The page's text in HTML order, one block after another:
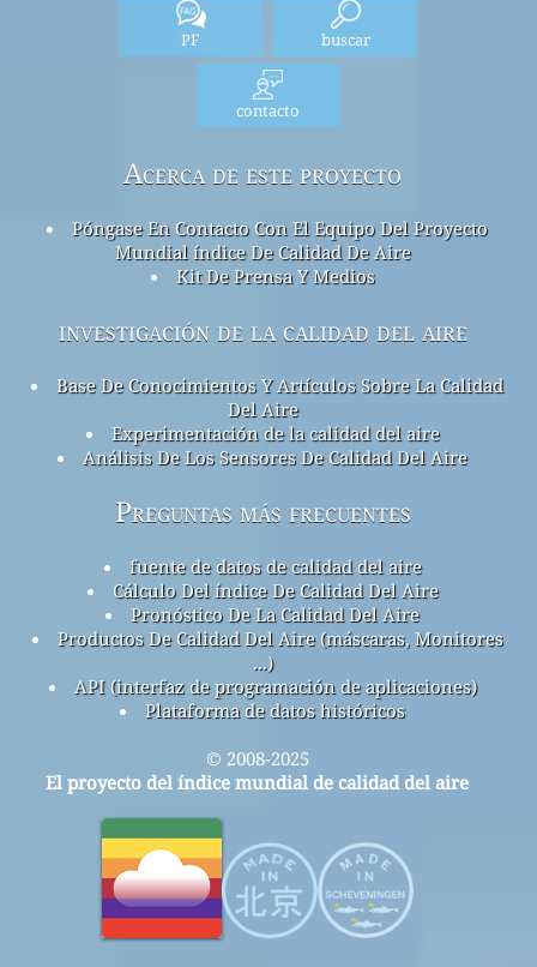
PF buscar
contacto
Acerca de este proyecto
Póngase En Contacto Con El Equipo Del Proyecto
Mundial índice De Calidad De Aire
Kit De Prensa Y Medios
investigación de la calidad del aire
Base De Conocimientos Y Artículos Sobre La Calidad
Del Aire
Experimentación de la calidad del aire
Análisis De Los Sensores De Calidad Del Aire
Preguntas más frecuentes
fuente de datos de calidad del aire
Cálculo Del índice De Calidad Del Aire
Pronóstico De La Calidad Del Aire
Productos De Calidad Del Aire (máscaras, Monitores
...)
API (interfaz de programación de aplicaciones)
Plataforma de datos históricos
© 2008-2025
El proyecto del índice mundial de calidad del aire